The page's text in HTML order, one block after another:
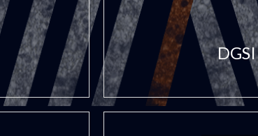
DGSI